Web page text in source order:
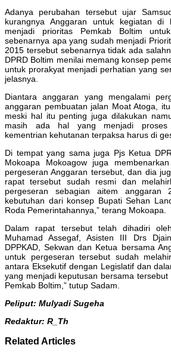
Adanya perubahan tersebut ujar
kurangnya Anggaran untuk kegiatan di
menjadi prioritas Pemkab Boltim
sebenarnya apa yang sudah menjadi
2015 tersebut sebenarnya tidak ada
DPRD Boltim menilai memang konsep
untuk prorakyat menjadi perhatian yang
jelasnya.
Diantara anggaran yang mengalami
anggaran pembuatan jalan Moat Atoga,
meski hal itu penting juga dilakukan
masih ada hal yang menjadi proses
kementrian kehutanan terpaksa harus di
Di tempat yang sama juga Pjs Ketua
Mokoapa Mokoagow juga
pergeseran Anggaran tersebut, dan dia
rapat tersebut sudah resmi dan
pergeseran sebagian aitem anggaran
kebutuhan dari konsep Bupati Sehan
Roda Pemerintahannya,” terang Mokoapa.
Dalam rapat tersebut telah dihadiri
Muhamad Assegaf, Asisten III Drs
DPPKAD, Sekwan dan Ketua bersama
untuk pergeseran tersebut sudah
antara Eksekutif dengan Legislatif dan
yang menjadi keputusan bersama
Pemkab Boltim,” tutup Sadam.
Peliput: Mulyadi Sugeha
Redaktur: R_Th
Related Articles